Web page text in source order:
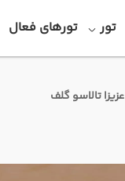
تور تورهای فعال
عزیزا تالاسو گلف